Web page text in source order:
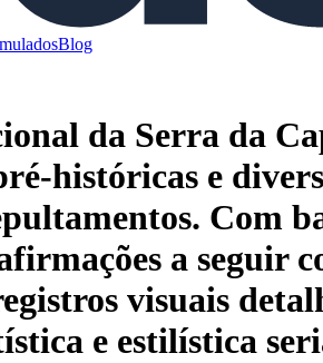
Blog
da Serra da
históricas e
Com
a seguir
visuais
e estilística